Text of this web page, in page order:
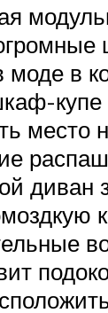
в
купе
место
диван